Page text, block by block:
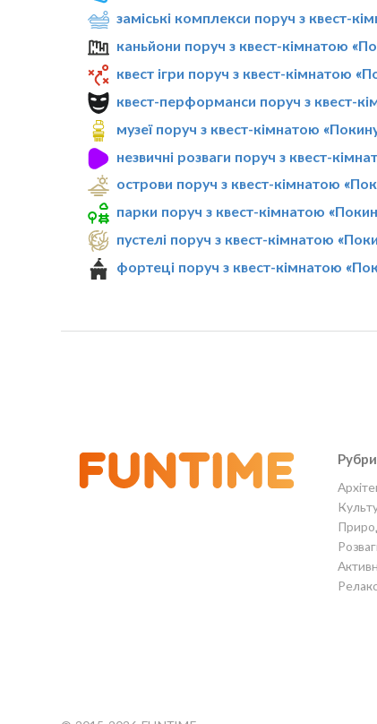
заміські комплекси поруч з квест-
каньйони поруч з квест-кімнатою
квест ігри поруч з квест-кімнатою
квест-перформанси поруч з квест-
музеї поруч з квест-кімнатою
незвичні розваги поруч з квест-
острови поруч з квест-кімнатою
парки поруч з квест-кімнатою
пустелі поруч з квест-кімнатою
фортеці поруч з квест-кімнатою